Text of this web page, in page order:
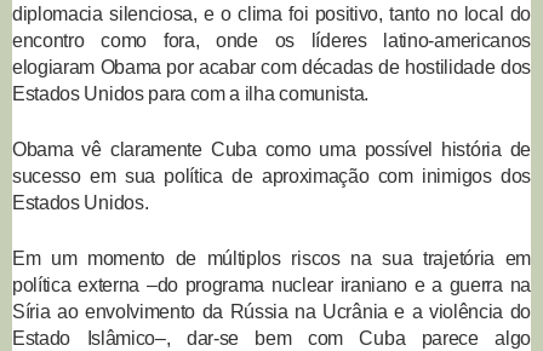
diplomacia silenciosa, e o clima foi positivo, tanto no local do
encontro como fora, onde os líderes latino-americanos
elogiaram Obama por acabar com décadas de hostilidade dos
Estados Unidos para com a ilha comunista.
Obama vê claramente Cuba como uma possível história de
sucesso em sua política de aproximação com inimigos dos
Estados Unidos.
Em um momento de múltiplos riscos na sua trajetória em
política externa –do programa nuclear iraniano e a guerra na
Síria ao envolvimento da Rússia na Ucrânia e a violência do
Estado Islâmico–, dar-se bem com Cuba parece algo